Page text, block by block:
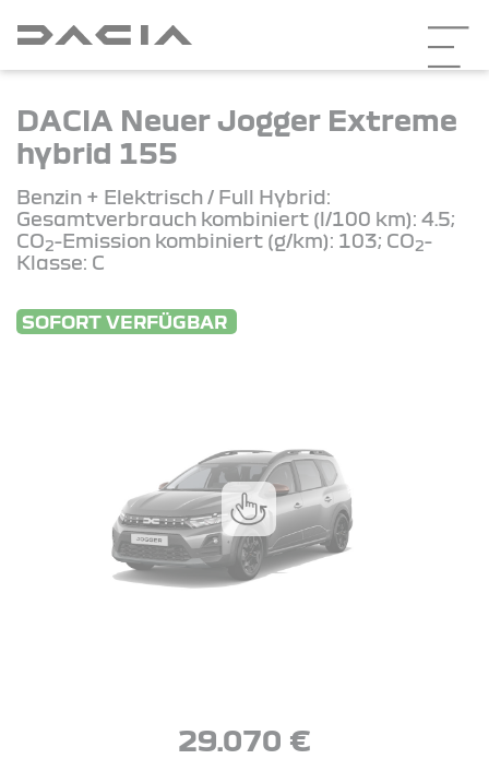
DACIA Neuer Jogger Extreme
hybrid 155
Benzin + Elektrisch / Full Hybrid:
Gesamtverbrauch kombiniert (l/100 km): 4.5;
CO2-Emission kombiniert (g/km): 103; CO2-
Klasse: C
SOFORT VERFÜGBAR
29.070 €